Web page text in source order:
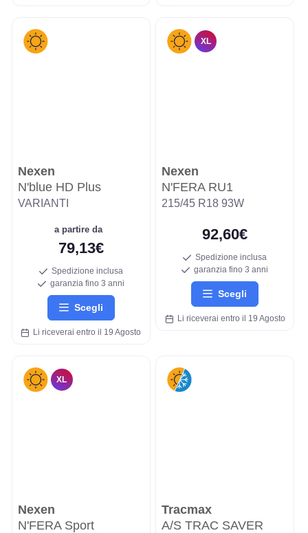
Nexen
N'blue HD Plus
VARIANTI
a partire da
79,13€
Spedizione inclusa
garanzia fino 3 anni
Scegli
Li riceverai entro il 19 Agosto
XL
Nexen
N'FERA RU1
215/45 R18 93W
92,60€
Spedizione inclusa
garanzia fino 3 anni
Scegli
Li riceverai entro il 19 Agosto
XL
Nexen
N'FERA Sport
Tracmax
A/S TRAC SAVER